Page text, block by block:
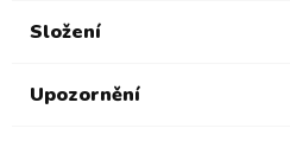
Složení
Upozornění